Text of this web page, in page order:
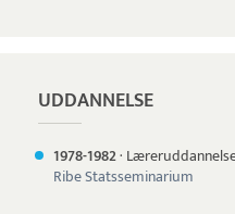
UDDANNELSE
1978-1982·
Ribe Statsseminarium